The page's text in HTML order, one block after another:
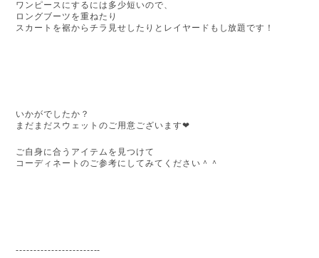
ワンピースにするには多少短いので、
ロングブーツを重ねたり
スカートを裾からチラ見せしたりとレイヤードもし放題です！
いかがでしたか？
まだまだスウェットのご用意ございます❤︎
ご自身に合うアイテムを見つけて
コーディネートのご参考にしてみてください＾＾
------------------------